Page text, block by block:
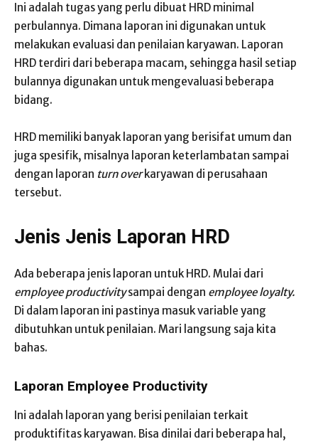
Ini adalah tugas yang perlu dibuat HRD minimal
perbulannya. Dimana laporan ini digunakan untuk
melakukan evaluasi dan penilaian karyawan. Laporan
HRD terdiri dari beberapa macam, sehingga hasil setiap
bulannya digunakan untuk mengevaluasi beberapa
bidang.
HRD memiliki banyak laporan yang berisifat umum dan
juga spesifik, misalnya laporan keterlambatan sampai
dengan laporan turn overkaryawan di perusahaan
tersebut.
Jenis Jenis Laporan HRD
Ada beberapa jenis laporan untuk HRD. Mulai dari
employee productivitysampai dengan employee loyalty.
Di dalam laporan ini pastinya masuk variable yang
dibutuhkan untuk penilaian. Mari langsung saja kita
bahas.
Laporan Employee Productivity
Ini adalah laporan yang berisi penilaian terkait
produktifitas karyawan. Bisa dinilai dari beberapa hal,